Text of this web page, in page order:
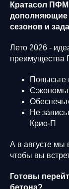
Кратасол
дополняющие
сезонов и
Лето 2026 -
Повысьте
Не
Крио-П
А в августе мы
чтобы вы
Готовы
бетона?